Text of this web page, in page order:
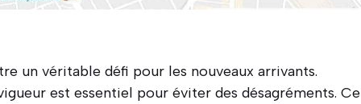
un véritable défi pour les nouveaux arrivants.
est essentiel pour éviter des désagréments. Ce